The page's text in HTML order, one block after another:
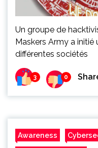
Un groupe de
Maskers Army a initié
différentes sociétés
3 0
Awareness